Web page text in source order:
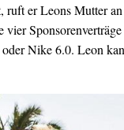
ruft er Leons Mutter
vier
Nike 6.0. Leon